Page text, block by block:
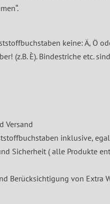
keine: Ä, Ö
(z.B. È). Bindestriche etc.
Versand
inklusive,
Sicherheit ( alle Produkte
Berücksichtigung von Extra